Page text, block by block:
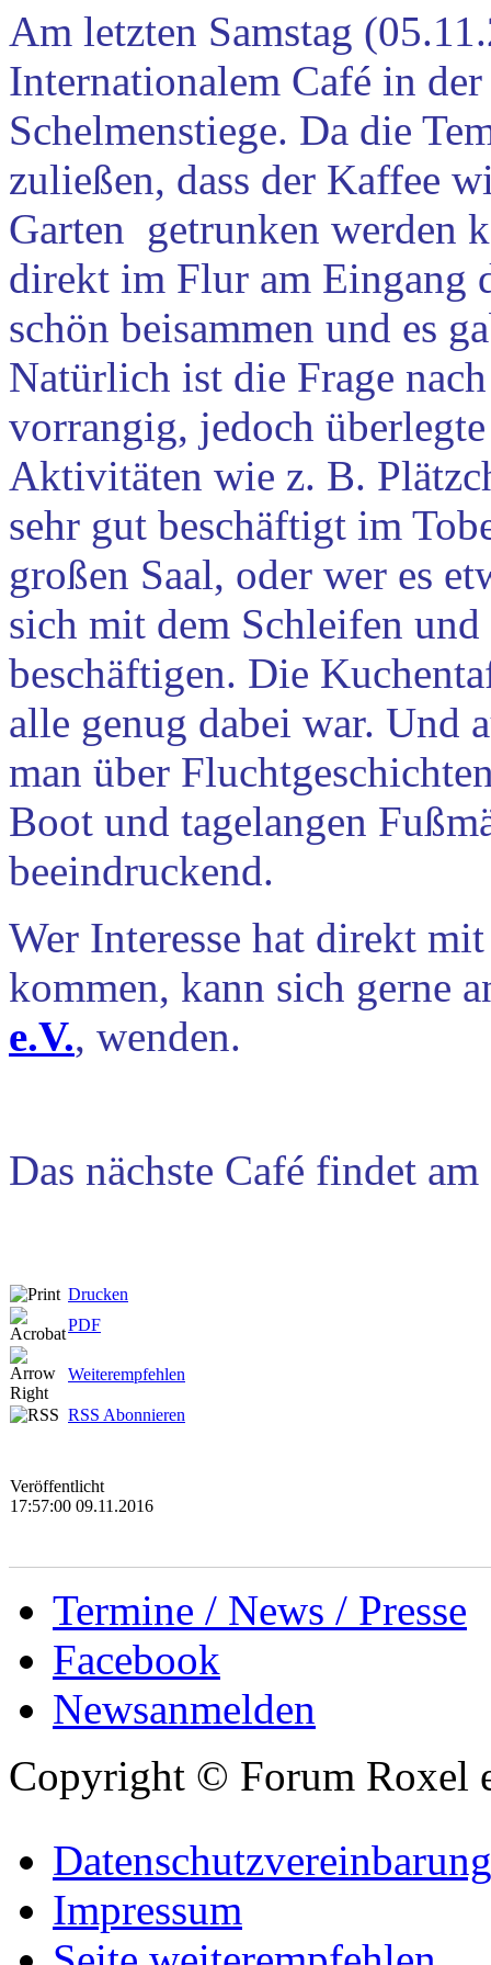
Am letzten Samstag
Internationalem Café in
Schelmenstiege. Da die
zuließen, dass der Kaffee
Garten getrunken werden
direkt im Flur am Eingang
schön beisammen und es
Natürlich ist die Frage
vorrangig, jedoch
Aktivitäten wie z. B.
sehr gut beschäftigt im
großen Saal, oder wer es
sich mit dem Schleifen
beschäftigen. Die
alle genug dabei war. Und
man über
Boot und tagelangen
beeindruckend.
Wer Interesse hat direkt
kommen, kann sich gerne
e.V., wenden.
Das nächste Café findet am
Drucken
PDF
Weiterempfehlen
RSS Abonnieren
Veröffentlicht
17:57:00 09.11.2016
Termine / News / Presse
Facebook
Newsanmelden
Copyright © Forum Roxel
Datenschutzvereinbarung
Impressum